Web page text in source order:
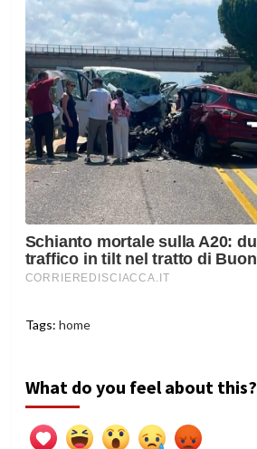
Tags: home
What do you feel about this?